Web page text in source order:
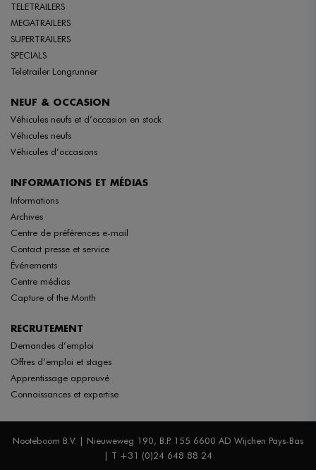
TELETRAILERS
MEGATRAILERS
SUPERTRAILERS
SPECIALS
Teletrailer Longrunner
NEUF & OCCASION
Véhicules neufs et d’occasion en stock
Véhicules neufs
Véhicules d’occasions
INFORMATIONS ET MÉDIAS
Informations
Archives
Centre de préférences e-mail
Contact presse et service
Événements
Centre médias
Capture of the Month
RECRUTEMENT
Demandes d’emploi
Offres d’emploi et stages
Apprentissage approuvé
Connaissances et expertise
Nooteboom B.V. | Nieuweweg 190, B.P. 155 6600 AD Wijchen Pays-Bas
| T +31 (0)24 648 88 24